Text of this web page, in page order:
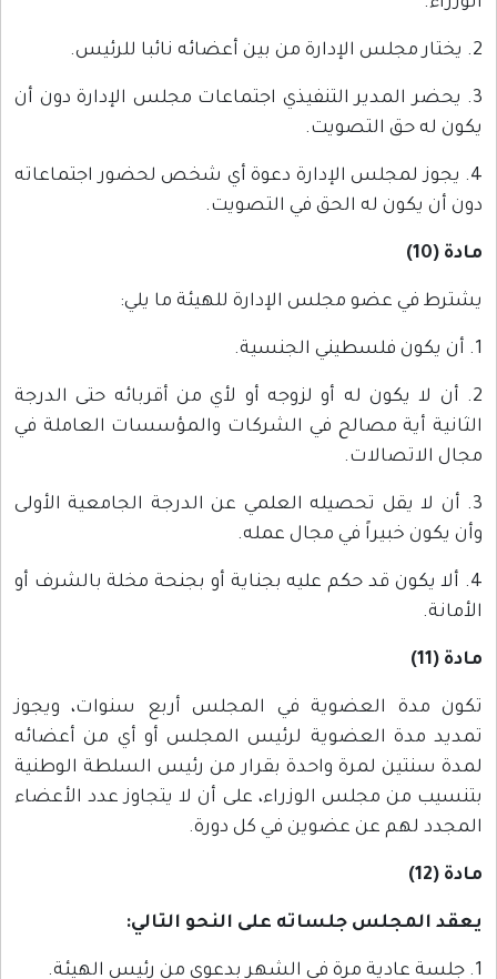
2. يختار مجلس الإدارة من بين أعضائه نائبا للرئيس.
3. يحضر المدير التنفيذي اجتماعات مجلس الإدارة دون أن
يكون له حق التصويت.
4. يجوز لمجلس الإدارة دعوة أي شخص لحضور اجتماعاته
دون أن يكون له الحق في التصويت.
مادة (10)
يشترط في عضو مجلس الإدارة للهيئة ما يلي:
1. أن يكون فلسطيني الجنسية.
2. أن لا يكون له أو لزوجه أو لأي من أقربائه حتى الدرجة
الثانية أية مصالح في الشركات والمؤسسات العاملة في
مجال الاتصالات.
3. أن لا يقل تحصيله العلمي عن الدرجة الجامعية الأولى
وأن يكون خبيراً في مجال عمله.
4. ألا يكون قد حكم عليه بجناية أو بجنحة مخلة بالشرف أو
الأمانة.
مادة (11)
تكون مدة العضوية في المجلس أربع سنوات، ويجوز
تمديد مدة العضوية لرئيس المجلس أو أي من أعضائه
لمدة سنتين لمرة واحدة بقرار من رئيس السلطة الوطنية
بتنسيب من مجلس الوزراء، على أن لا يتجاوز عدد الأعضاء
المجدد لهم عن عضوين في كل دورة.
مادة (12)
يعقد المجلس جلساته على النحو التالي:
1. جلسة عادية مرة في الشهر بدعوى من رئيس الهيئة.